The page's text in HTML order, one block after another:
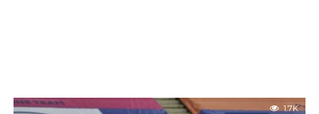
1.7K